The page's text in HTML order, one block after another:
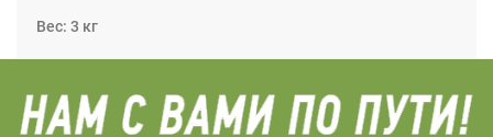
Вес: 3 кг